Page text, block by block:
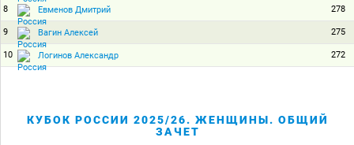
8 Евменов Дмитрий 278
9 Вагин Алексей 275
10 Логинов Александр 272
КУБОК РОССИИ 2025/26. ЖЕНЩИНЫ. ОБЩИЙ
ЗАЧЕТ